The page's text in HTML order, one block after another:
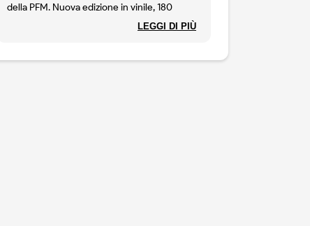
della PFM. Nuova edizione in vinile, 180
grammi, stampa per il 35à anniversario in
LEGGI DI PIÙ